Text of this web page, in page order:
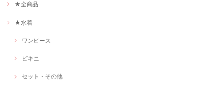
★全商品
★水着
ワンピース
ビキニ
セット・その他